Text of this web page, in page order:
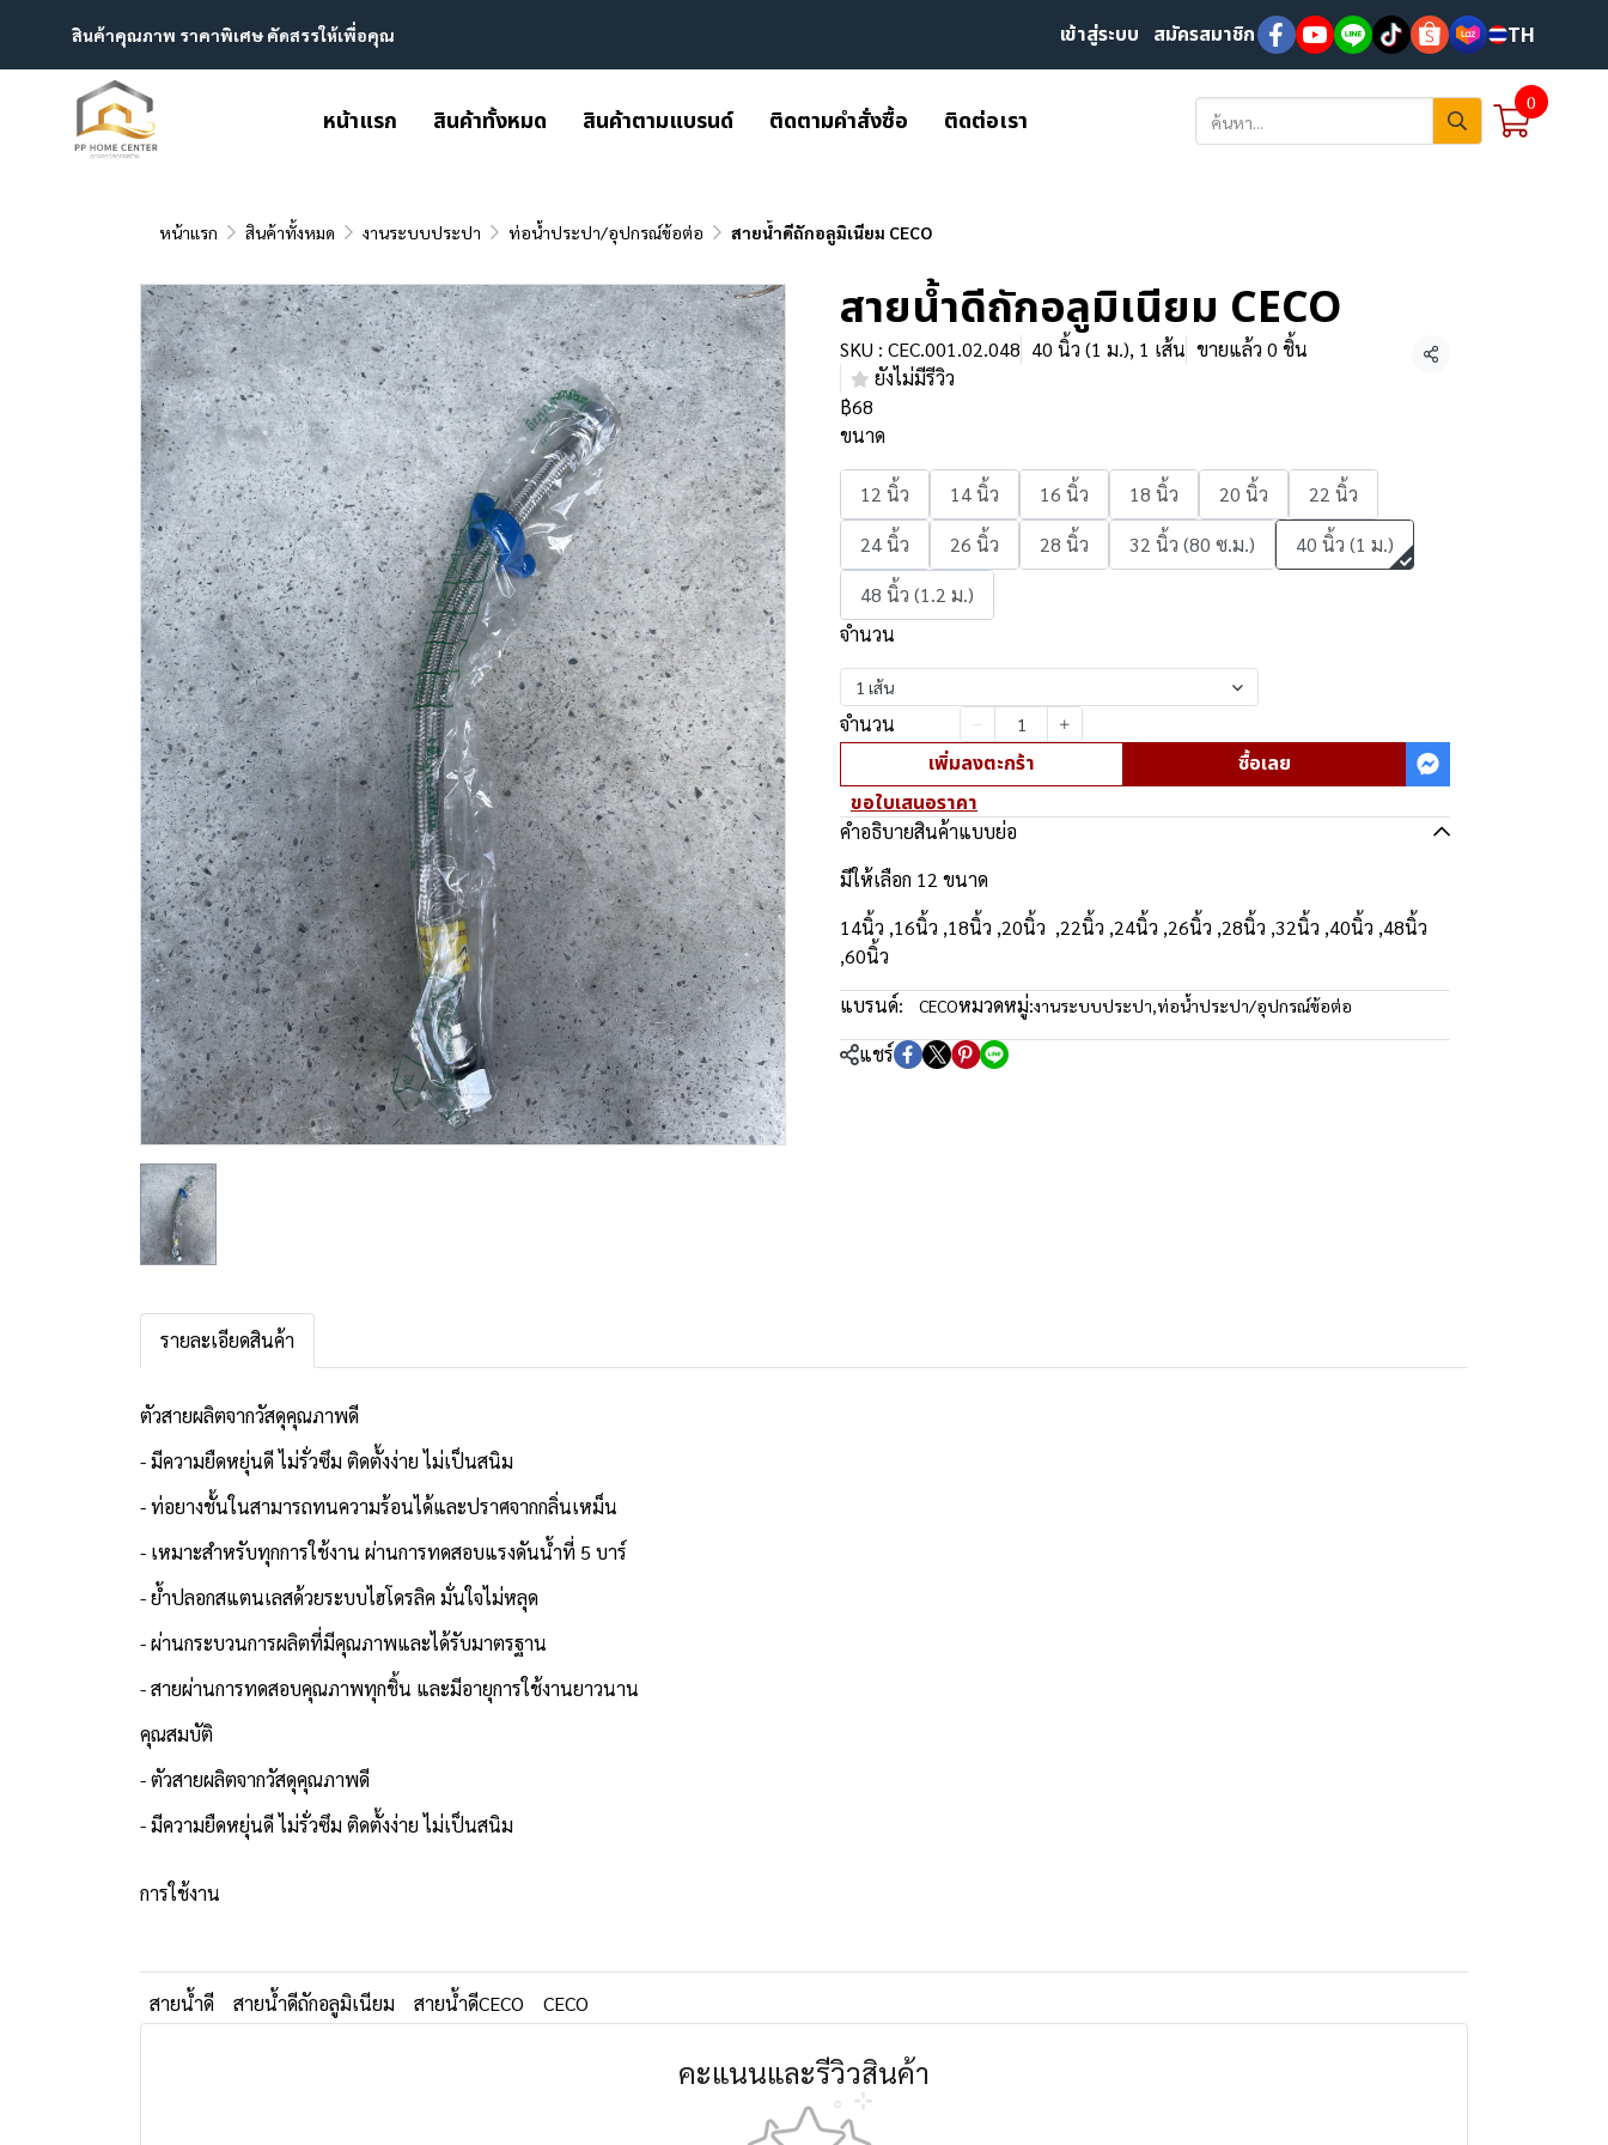
สินค้าคุณภาพ ราคาพิเศษ คัดสรรให้เพื่อคุณ เข้าสู่ระบบ สมัครสมาชิก TH
หน้าแรก สินค้าทั้งหมด สินค้าตามแบรนด์ ติดตามคำสั่งซื้อ ติดต่อเรา
0
หน้าแรก สินค้าทั้งหมด งานระบบประปา ท่อน้ำประปา/อุปกรณ์ข้อต่อ สายน้ำดีถักอลูมิเนียม CECO
สายน้ำดีถักอลูมิเนียม CECO
SKU : CEC.001.02.048 40 นิ้ว (1 ม.), 1 เส้น ขายแล้ว 0 ชิ้น
ยังไม่มีรีวิว
แชร์
฿68
ขนาด
12 นิ้ว 14 นิ้ว 16 นิ้ว 18 นิ้ว 20 นิ้ว
22 นิ้ว
24 นิ้ว
26 นิ้ว 28 นิ้ว 32 นิ้ว (80 ซ.ม.)
40 นิ้ว (1 ม.)
48 นิ้ว (1.2 ม.)
จำนวน
1 เส้น
จำนวน
เพิ่มลงตะกร้า
ซื้อเลย
ขอใบเสนอราคา
คำอธิบายสินค้าแบบย่อ
มีให้เลือก 12 ขนาด
14นิ้ว ,16นิ้ว ,18นิ้ว ,20นิ้ว ,22นิ้ว ,24นิ้ว ,26นิ้ว ,28นิ้ว ,32นิ้ว ,40นิ้ว ,48นิ้ว
,60นิ้ว
แบรนด์:
CECOหมวดหมู่:งานระบบประปา,ท่อน้ำประปา/อุปกรณ์ข้อต่อ
แชร์
รายละเอียดสินค้า
ตัวสายผลิตจากวัสดุคุณภาพดี
- มีความยืดหยุ่นดี ไม่รั่วซึม ติดตั้งง่าย ไม่เป็นสนิม
- ท่อยางชั้นในสามารถทนความร้อนได้และปราศจากกลิ่นเหม็น
- เหมาะสำหรับทุกการใช้งาน ผ่านการทดสอบแรงดันน้ำที่ 5 บาร์
- ย้ำปลอกสแตนเลสด้วยระบบไฮโดรลิค มั่นใจไม่หลุด
- ผ่านกระบวนการผลิตที่มีคุณภาพและได้รับมาตรฐาน
- สายผ่านการทดสอบคุณภาพทุกชิ้น และมีอายุการใช้งานยาวนาน
คุณสมบัติ
- ตัวสายผลิตจากวัสดุคุณภาพดี
- มีความยืดหยุ่นดี ไม่รั่วซึม ติดตั้งง่าย ไม่เป็นสนิม
การใช้งาน
สายน้ำดี สายน้ำดีถักอลูมิเนียม สายน้ำดีCECO CECO
คะแนนและรีวิวสินค้า